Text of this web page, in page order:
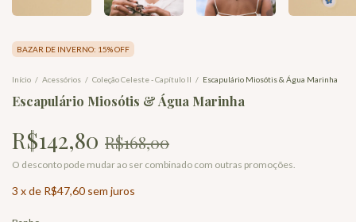
BAZAR DE INVERNO: 15% OFF
Início / Acessórios / Coleção Celeste - Capítulo II / Escapulário Miosótis & Água Marinha
Escapulário Miosótis & Água Marinha
R$142,80 R$168,00
O desconto pode mudar ao ser combinado com outras promoções.
3 xde R$47,60 sem juros